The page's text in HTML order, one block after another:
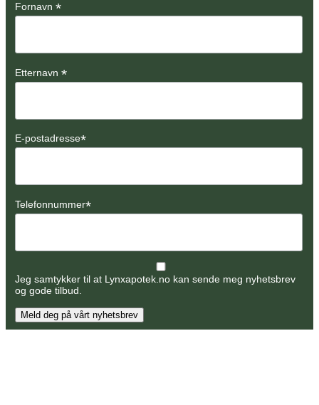
Fornavn *
Etternavn *
E-postadresse*
Telefonnummer*
Jeg samtykker til at Lynxapotek.no kan sende meg nyhetsbrev
og gode tilbud.
Meld deg på vårt nyhetsbrev